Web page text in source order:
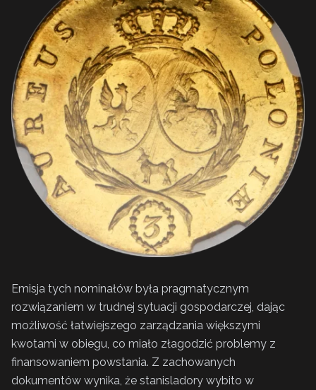
Emisja tych nominałów była pragmatycznym
rozwiązaniem w trudnej sytuacji gospodarczej, dając
możliwość łatwiejszego zarządzania większymi
kwotami w obiegu, co miało złagodzić problemy z
finansowaniem powstania. Z zachowanych
dokumentów wynika, że stanisladory wybito w